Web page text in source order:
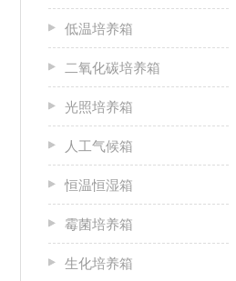
低温培养箱
二氧化碳培养箱
光照培养箱
人工气候箱
恒温恒湿箱
霉菌培养箱
生化培养箱